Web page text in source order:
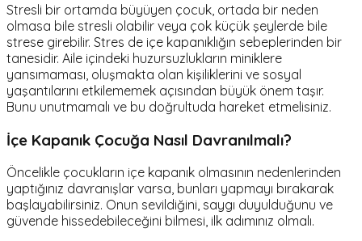
Stresli bir ortamda büyüyen çocuk, ortada bir neden
olmasa bile stresli olabilir veya çok küçük şeylerde bile
strese girebilir. Stres de içe kapanıklığın sebeplerinden bir
tanesidir. Aile içindeki huzursuzlukların miniklere
yansımaması, oluşmakta olan kişiliklerini ve sosyal
yaşantılarını etkilememek açısından büyük önem taşır.
Bunu unutmamalı ve bu doğrultuda hareket etmelisiniz.
İçe Kapanık Çocuğa Nasıl Davranılmalı?
Öncelikle çocukların içe kapanık olmasının nedenlerinden
yaptığınız davranışlar varsa, bunları yapmayı bırakarak
başlayabilirsiniz. Onun sevildiğini, saygı duyulduğunu ve
güvende hissedebileceğini bilmesi, ilk adımınız olmalı.